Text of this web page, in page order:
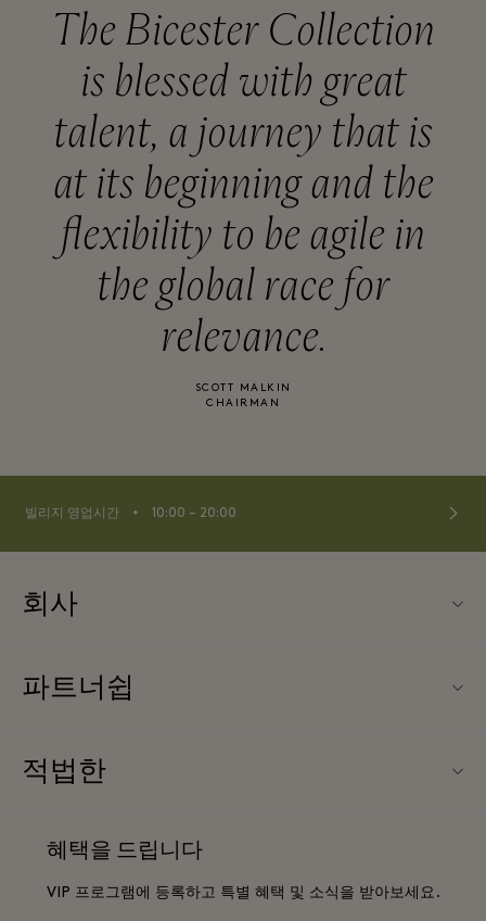
The Bicester Collection
is blessed with great
talent, a journey that is
at its beginning and the
flexibility to be agile in
the global race for
relevance.
SCOTT MALKIN
CHAIRMAN
빌리지 영업시간 ⬩ 10:00 – 20:00
회사
FAQ
문의하기
커리어
파트너쉽
파트너가되다
적법한
프리빌리지 약관
혜택을 드립니다
VIP 프로그램에 등록하고 특별 혜택 및 소식을 받아보세요.